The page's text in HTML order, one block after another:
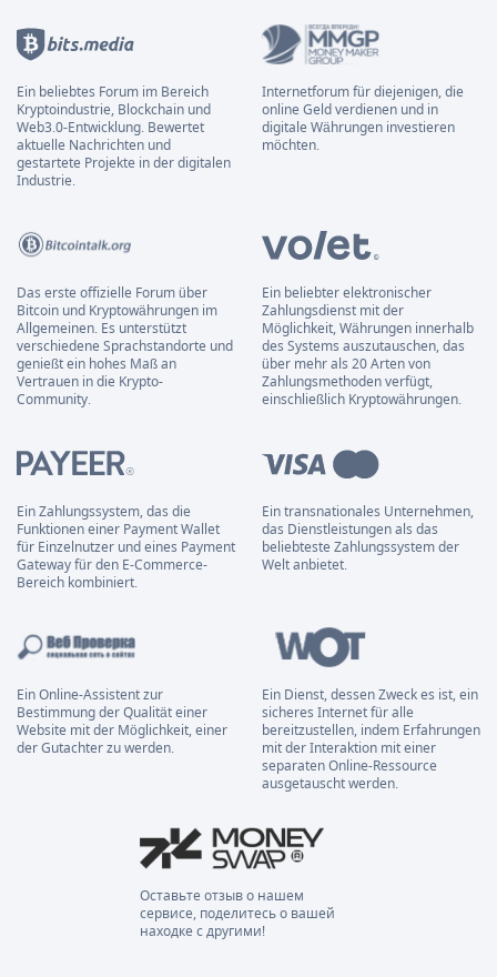
Ein beliebtes Forum im Bereich
Kryptoindustrie, Blockchain und
Web3.0-Entwicklung. Bewertet
aktuelle Nachrichten und
gestartete Projekte in der digitalen
Industrie.
Internetforum für diejenigen, die
online Geld verdienen und in
digitale Währungen investieren
möchten.
Das erste offizielle Forum über
Bitcoin und Kryptowährungen im
Allgemeinen. Es unterstützt
verschiedene Sprachstandorte und
genießt ein hohes Maß an
Vertrauen in die Krypto-
Community.
Ein beliebter elektronischer
Zahlungsdienst mit der
Möglichkeit, Währungen innerhalb
des Systems auszutauschen, das
über mehr als 20 Arten von
Zahlungsmethoden verfügt,
einschließlich Kryptowährungen.
Ein Zahlungssystem, das die
Funktionen einer Payment Wallet
für Einzelnutzer und eines Payment
Gateway für den E-Commerce-
Bereich kombiniert.
Ein transnationales Unternehmen,
das Dienstleistungen als das
beliebteste Zahlungssystem der
Welt anbietet.
Ein Online-Assistent zur
Bestimmung der Qualität einer
Website mit der Möglichkeit, einer
der Gutachter zu werden.
Ein Dienst, dessen Zweck es ist, ein
sicheres Internet für alle
bereitzustellen, indem Erfahrungen
mit der Interaktion mit einer
separaten Online-Ressource
ausgetauscht werden.
Оставьте отзыв о нашем
сервисе, поделитесь о вашей
находке с другими!